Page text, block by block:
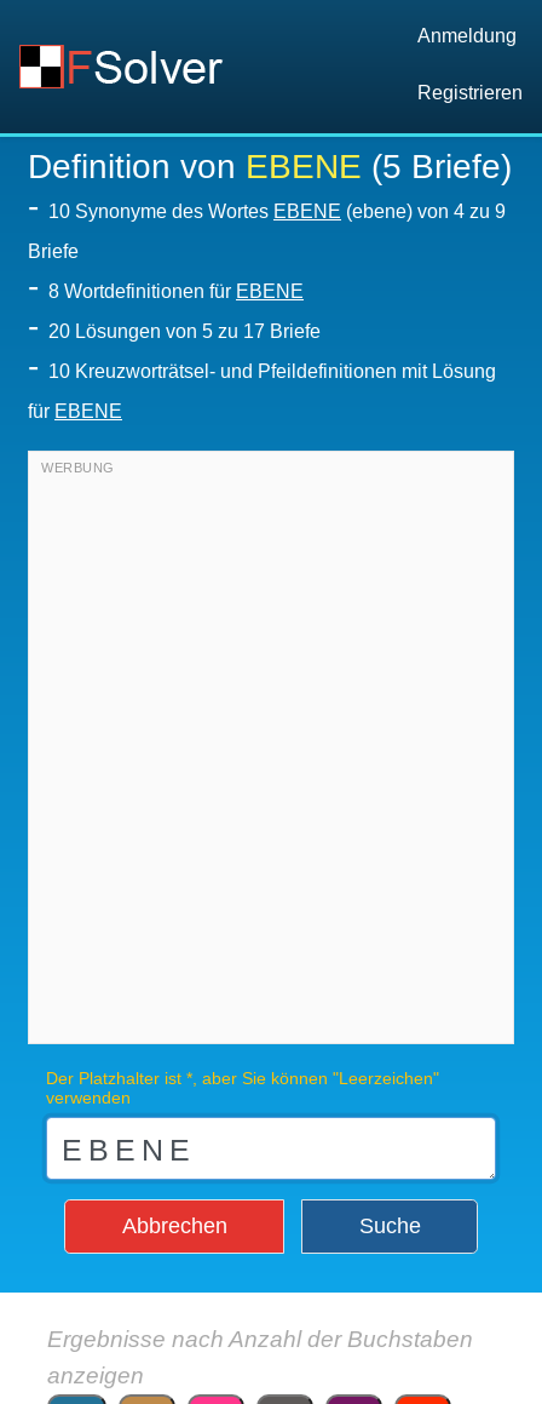
Anmeldung
Registrieren
Definition von EBENE (5 Briefe)
- 10 Synonyme des Wortes EBENE (ebene) von 4 zu 9
Briefe
- 8 Wortdefinitionen für EBENE
- 20 Lösungen von 5 zu 17 Briefe
- 10 Kreuzworträtsel- und Pfeildefinitionen mit Lösung
für EBENE
Der Platzhalter ist *, aber Sie können "Leerzeichen"
verwenden
Abbrechen Suche
Ergebnisse nach Anzahl der Buchstaben
anzeigen